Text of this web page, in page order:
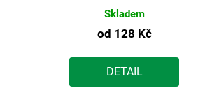
Skladem
od 128 Kč
DETAIL